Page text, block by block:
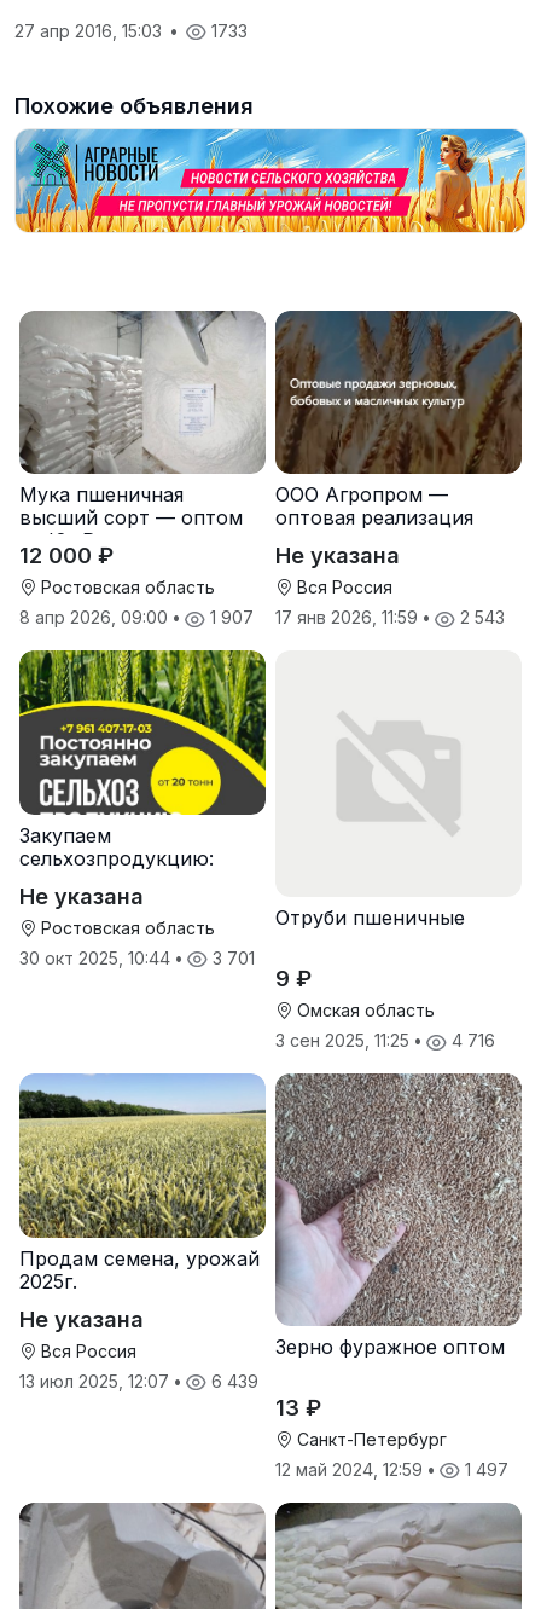
27 апр 2016, 15:03 • 1733
Похожие объявления
Мука пшеничная
высший сорт — оптом
от Юг Руси
12 000 ₽
Ростовская область
8 апр 2026, 09:00 • 1 907
ООО Агропром —
оптовая реализация
экспорт
Не указана
Вся Россия
17 янв 2026, 11:59 • 2 543
Закупаем
сельхозпродукцию:
подсолнечник
Не указана
Ростовская область
30 окт 2025, 10:44 • 3 701
Отруби пшеничные
9 ₽
Омская область
3 сен 2025, 11:25 • 4 716
Продам семена, урожай
2025г.
Не указана
Вся Россия
13 июл 2025, 12:07 • 6 439
Зерно фуражное оптом
13 ₽
Санкт-Петербург
12 май 2024, 12:59 • 1 497